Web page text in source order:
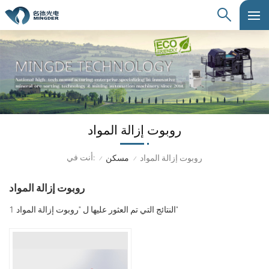
روبوت إزالة المواد
أنت في: / مسكن / روبوت إزالة المواد
روبوت إزالة المواد
1 النتائج التي تم العثور عليها ل "روبوت إزالة المواد"